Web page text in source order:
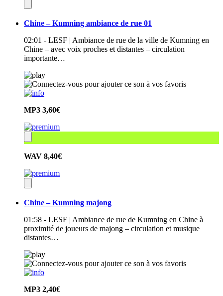
Chine – Kumning ambiance de rue 01
02:01 - LESF | Ambiance de rue de la ville de Kumning en
Chine – avec voix proches et distantes – circulation
importante…
MP3 3,60€
WAV 8,40€
Chine – Kumning majong
01:58 - LESF | Ambiance de rue de Kumning en Chine à
proximité de joueurs de majong – circulation et musique
distantes…
MP3 2,40€